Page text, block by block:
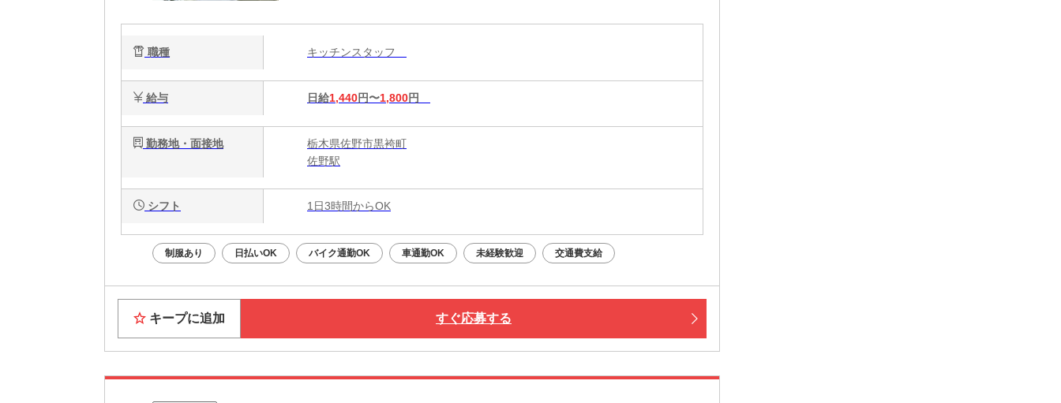
職種 キッチンスタッフ
給与 日給1,440円〜1,800円
勤務地・面接地
栃木県佐野市黒袴町
佐野駅
シフト 1日3時間からOK
制服あり 日払いOK バイク通勤OK 車通勤OK 未経験歓迎 交通費支給
キープに追加 すぐ応募する